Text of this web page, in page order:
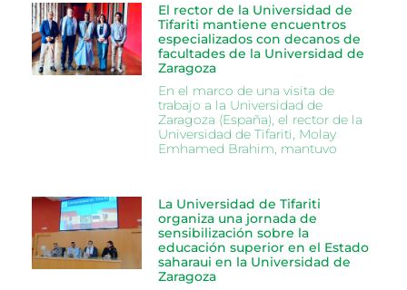
El rector de la Universidad de
Tifariti mantiene encuentros
especializados con decanos de
facultades de la Universidad de
Zaragoza
En el marco de una visita de
trabajo a la Universidad de
Zaragoza (España), el rector de la
Universidad de Tifariti, Molay
Emhamed Brahim, mantuvo
La Universidad de Tifariti
organiza una jornada de
sensibilización sobre la
educación superior en el Estado
saharaui en la Universidad de
Zaragoza